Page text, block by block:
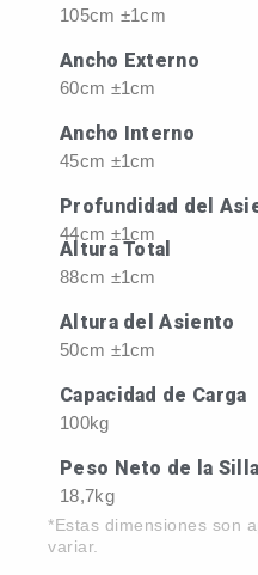
105cm ±1cm
Ancho Externo
60cm ±1cm
Ancho Interno
45cm ±1cm
Profundidad del
44cm ±1cm
Altura Total
88cm ±1cm
Altura del Asiento
50cm ±1cm
Capacidad de Carga
100kg
Peso Neto de la Silla
18,7kg
*Estas dimensiones son
variar.